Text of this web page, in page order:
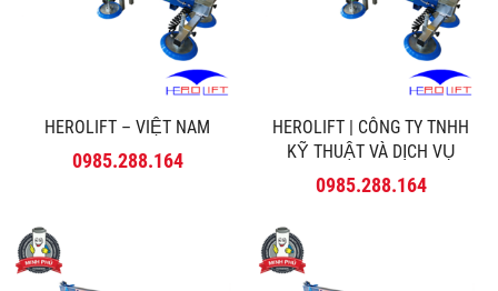
HEROLIFT – VIỆT NAM
0985.288.164
HEROLIFT | CÔNG TY TNHH
KỸ THUẬT VÀ DỊCH VỤ
MINH PHÚ
0985.288.164